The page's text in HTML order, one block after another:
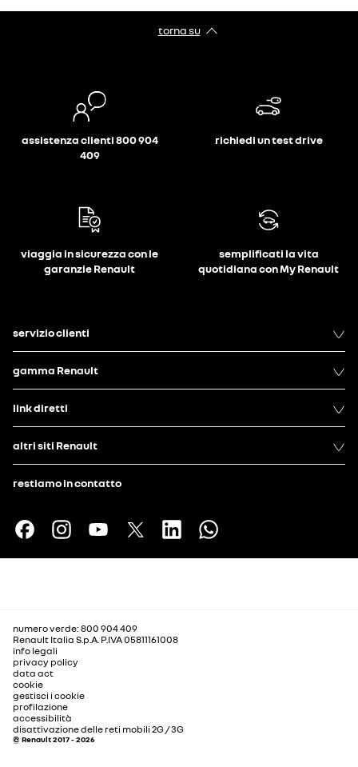
torna su
assistenza clienti 800 904
409
richiedi un test drive
viaggia in sicurezza con le
garanzie Renault
semplificati la vita
quotidiana con My Renault
servizio clienti
gamma Renault
link diretti
altri siti Renault
restiamo in contatto
numero verde: 800 904 409
Renault Italia S.p.A. P.IVA 05811161008
info legali
privacy policy
data act
cookie
gestisci i cookie
profilazione
accessibilità
disattivazione delle reti mobili 2G / 3G
© Renault 2017 - 2026